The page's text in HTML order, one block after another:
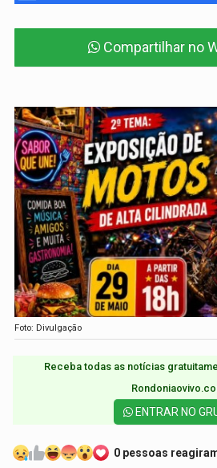
Compartilhar no
Foto: Divulgação
Receba todas as notícias
ENTRAR NO
0 pessoas